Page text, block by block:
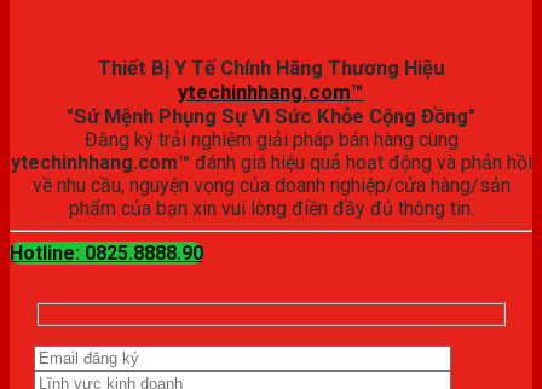
Thiết Bị Y Tế Chính Hãng Thương Hiệu
ytechinhhang.com™
"Sứ Mệnh Phụng Sự Vì Sức Khỏe Cộng Đồng"
Đăng ký trải nghiệm giải pháp bán hàng cùng
ytechinhhang.com™ đánh giá hiệu quả hoạt động và phản hồi
về nhu cầu, nguyện vọng của doanh nghiệp/cửa hàng/sản
phẩm của bạn xin vui lòng điền đầy đủ thông tin.
Hotline: 0825.8888.90